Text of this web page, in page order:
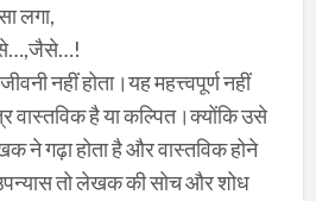
लगा,
नहीं होता।यह महत्त्वपूर्ण नहीं
वास्तविक है या कल्पित।क्योंकि उसे
ने गढ़ा होता है और वास्तविक होने
तो लेखक की सोच और शोध